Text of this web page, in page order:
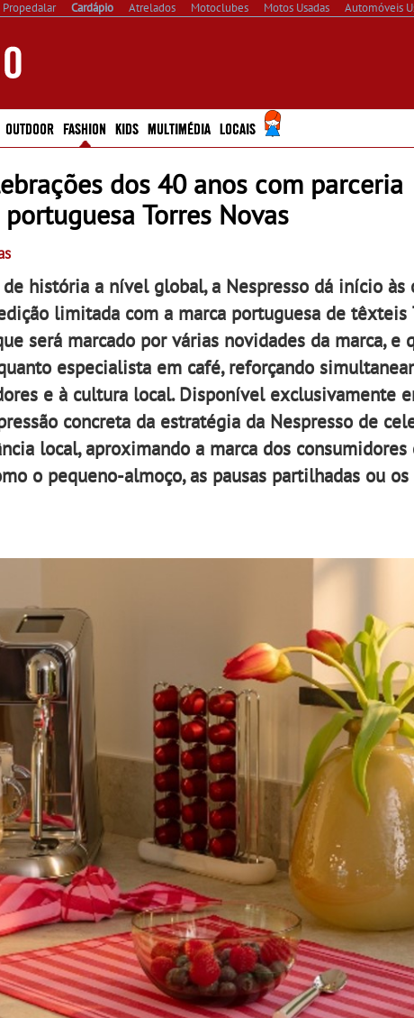
Propedalar Cardápio Atrelados Motoclubes Motos Usadas Automóveis
OUTDOOR FASHION KIDS MULTIMÉDIA LOCAIS
dos 40 anos com parceria
Torres Novas
história a nível global, a Nespresso dá início às
limitada com a marca portuguesa de têxteis
será marcado por várias novidades da marca,
especialista em café, reforçando
e à cultura local. Disponível exclusivamente
concreta da estratégia da Nespresso de
local, aproximando a marca dos
o pequeno-almoço, as pausas partilhadas ou